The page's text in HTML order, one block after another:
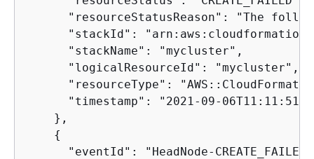
"resourceStatusReason": "The
"stackId":
      "stackName": "mycluster",
      "logicalResourceId": "mycluster",
"resourceType":
"timestamp": "2021-09-
    },
{
"eventId": "HeadNode-